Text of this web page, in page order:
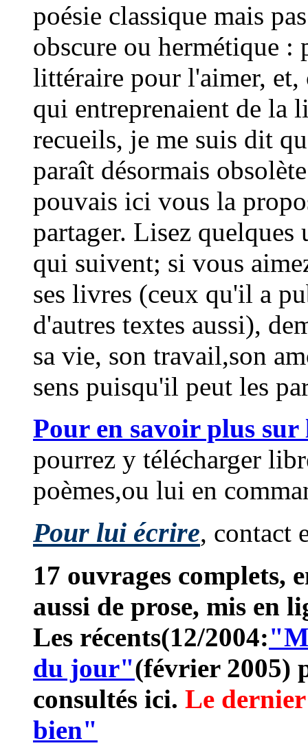
poésie classique mais
obscure ou hermétique :
littéraire pour l'aimer,
qui entreprenaient de la
recueils, je me suis dit
paraît désormais
pouvais ici vous la
partager. Lisez quelques
qui suivent; si vous
ses livres (ceux qu'il a
d'autres textes aussi),
sa vie, son travail,son
sens puisqu'il peut les
Pour en savoir plus sur
pourrez y télécharger
poèmes,ou lui en
Pour lui écrire, contact
17 ouvrages complets,
aussi de prose, mis en
Les récents(12/2004:
du jour"(février 2005)
consultés ici. Le
bien"